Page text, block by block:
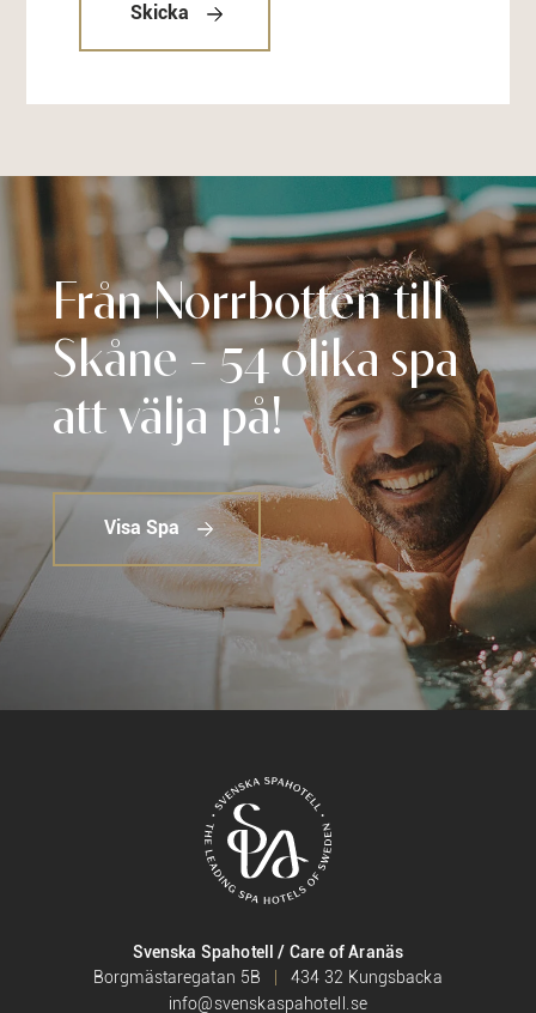
Skicka
Från Norrbotten till
Skåne - 54 olika spa
att välja på!
Visa Spa
Svenska Spahotell / Care of Aranäs
Borgmästaregatan 5B
434 32 Kungsbacka
info@svenskaspahotell.se